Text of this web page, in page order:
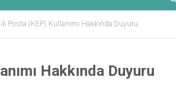
Posta (KEP) Kullanımı Hakkında Duyuru
Hakkında Duyuru